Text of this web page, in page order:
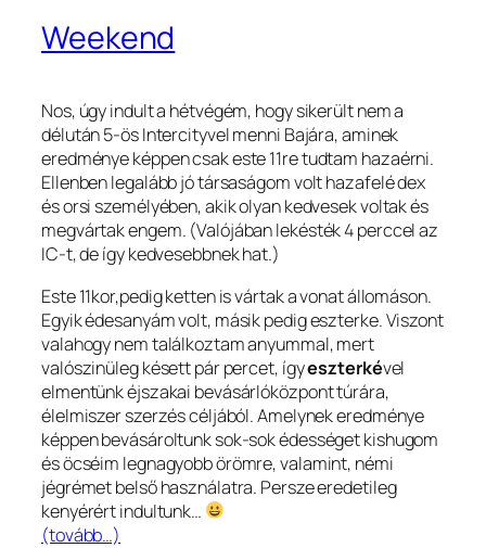
Weekend
Nos, úgy indult a hétvégém, hogy sikerült nem a
délután 5-ös Intercityvel menni Bajára, aminek
eredménye képpen csak este 11re tudtam hazaérni.
Ellenben legalább jó társaságom volt hazafelé dex
és orsi személyében, akik olyan kedvesek voltak és
megvártak engem. (Valójában lekésték 4 perccel az
IC-t, de így kedvesebbnek hat.)
Este 11kor,pedig ketten is vártak a vonat állomáson.
Egyik édesanyám volt, másik pedig eszterke. Viszont
valahogy nem találkoztam anyummal, mert
valószinüleg késett pár percet, ígyeszterkével
elmentünk éjszakai bevásárlóközpont túrára,
élelmiszer szerzés céljából. Amelynek eredménye
képpen bevásároltunk sok-sok édességet kishugom
és öcséim legnagyobb örömre, valamint, némi
jégrémet belső használatra. Persze eredetileg
kenyérért indultunk…
(tovább…)